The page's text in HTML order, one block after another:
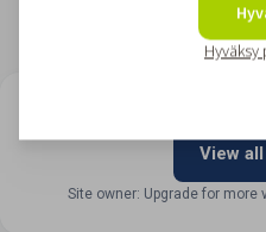
View
Site owner: Upgrade for
Hyväksy